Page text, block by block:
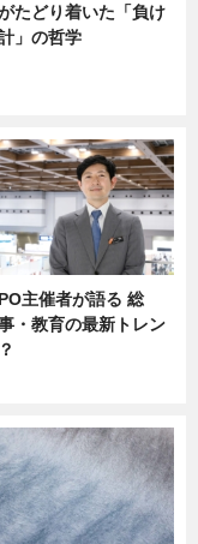
たどり着いた「負け
」の哲学
主催者が語る 総
・教育の最新トレン